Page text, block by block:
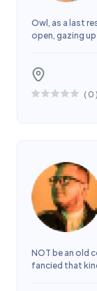
Owl, as a last
open, gazing
( 0 )
NOT be an old
fancied that